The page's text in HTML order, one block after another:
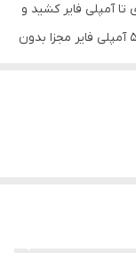
آمپلی فایر کشید و
یا از کابل برق اصلی انشعاب گرفت. امکان اتصال ۵ آمپلی فایر مجزا بدون
اتصالات ، باعث